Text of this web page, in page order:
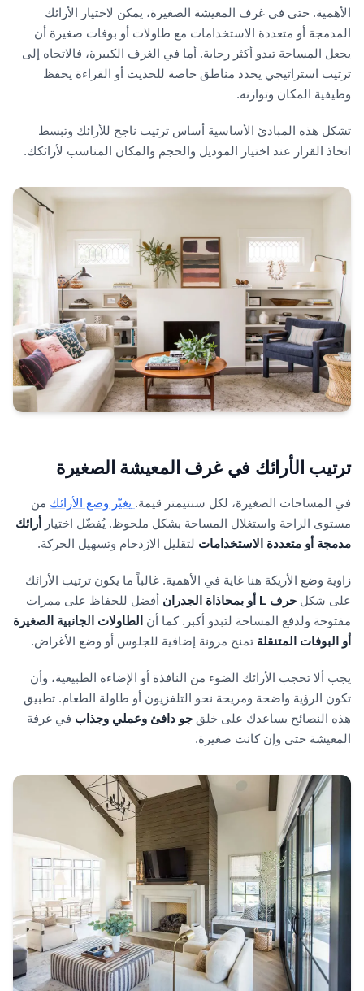
الأهمية. حتى في غرف المعيشة الصغيرة، يمكن لاختيار الأرائك
المدمجة أو متعددة الاستخدامات مع طاولات أو بوفات صغيرة أن
يجعل المساحة تبدو أكثر رحابة. أما في الغرف الكبيرة، فالاتجاه إلى
ترتيب استراتيجي يحدد مناطق خاصة للحديث أو القراءة يحفظ
وظيفية المكان وتوازنه.
تشكل هذه المبادئ الأساسية أساس ترتيب ناجح للأرائك وتبسط
اتخاذ القرار عند اختيار الموديل والحجم والمكان المناسب لأرائكك.
ترتيب الأرائك في غرف المعيشة الصغيرة
في المساحات الصغيرة، لكل سنتيمتر قيمة. يغيّر وضع الأرائك من
مستوى الراحة واستغلال المساحة بشكل ملحوظ. يُفضّل اختيار
أرائك
مدمجة أو متعددة الاستخدامات لتقليل الازدحام وتسهيل الحركة.
زاوية وضع الأريكة هنا غاية في الأهمية. غالباً ما يكون ترتيب الأرائك
على شكل حرف L أو بمحاذاة الجدران
أفضل للحفاظ على ممرات
مفتوحة ولدفع المساحة لتبدو أكبر. كما أن الطاولات الجانبية الصغيرة
أو البوفات المتنقلة تمنح مرونة إضافية للجلوس أو وضع الأغراض.
يجب ألا تحجب الأرائك الضوء من النافذة أو الإضاءة الطبيعية، وأن
تكون الرؤية واضحة ومريحة نحو التلفزيون أو طاولة الطعام. تطبيق
هذه النصائح يساعدك على خلق جو دافئ وعملي وجذاب في غرفة
المعيشة حتى وإن كانت صغيرة.